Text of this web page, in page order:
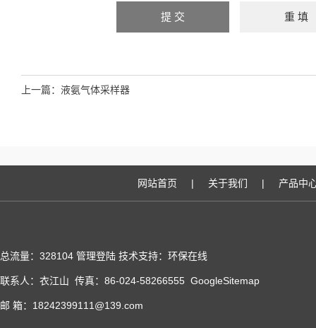
上一篇： 液氨气体采样器
网站首页 | 关于我们 | 产品中
总流量：328104 管理登陆 技术支持： 环保在线
联系人：衣江山 传真：86-024-58266555 GoogleSitemap
邮 箱：18242399111@139.com